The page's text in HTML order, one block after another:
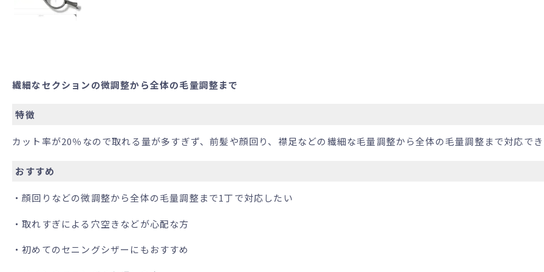
繊細なセクションの微調整から全体の毛量調整まで
特徴
カット率が20％なので取れる量が多すぎず、前髪や顔回り、襟足などの繊細な毛量調整から全体の毛量調整まで対応で
おすすめ
・顔回りなどの微調整から全体の毛量調整まで1丁で対応したい
・取れすぎによる穴空きなどが心配な方
・初めてのセニングシザーにもおすすめ